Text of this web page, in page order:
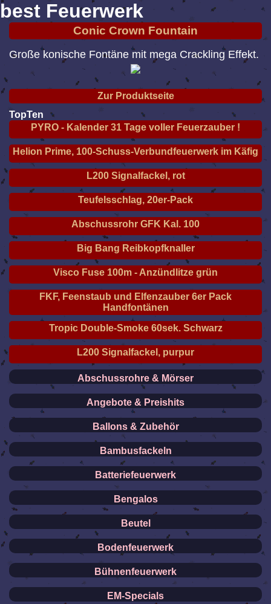
best Feuerwerk
Conic Crown Fountain
Große konische Fontäne mit mega Crackling Effekt.
Zur Produktseite
TopTen
PYRO - Kalender 31 Tage voller Feuerzauber !
Helion Prime, 100-Schuss-Verbundfeuerwerk im Käfig
L200 Signalfackel, rot
Teufelsschlag, 20er-Pack
Abschussrohr GFK Kal. 100
Big Bang Reibkopfknaller
Visco Fuse 100m - Anzündlitze grün
FKF, Feenstaub und Elfenzauber 6er Pack
Handfontänen
Tropic Double-Smoke 60sek. Schwarz
L200 Signalfackel, purpur
Abschussrohre & Mörser
Angebote & Preishits
Ballons & Zubehör
Bambusfackeln
Batteriefeuerwerk
Bengalos
Beutel
Bodenfeuerwerk
Bühnenfeuerwerk
EM-Specials